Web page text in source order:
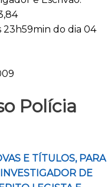
23h59min do dia 04
Polícia
E TÍTULOS, PARA
DE